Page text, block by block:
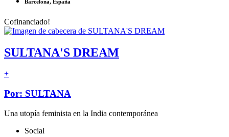
Barcelona, España
Cofinanciado!
SULTANA'S DREAM
+
Por: SULTANA
Una utopía feminista en la India contemporánea
Social